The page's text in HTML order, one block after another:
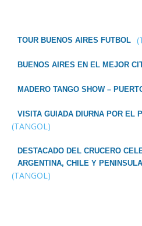
TOUR BUENOS AIRES FUTBOL
BUENOS AIRES EN EL MEJOR
MADERO TANGO SHOW –
VISITA GUIADA DIURNA POR EL
(TANGOL)
DESTACADO DEL CRUCERO
ARGENTINA, CHILE Y
(TANGOL)